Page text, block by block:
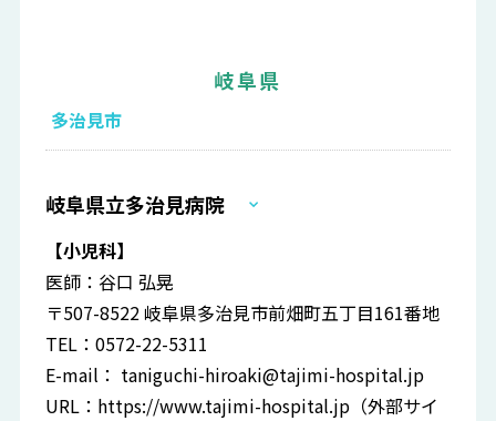
岐阜県
多治見市
岐阜県立多治見病院
【小児科】
医師：谷口 弘晃
〒507-8522 岐阜県多治見市前畑町五丁目161番地
TEL：0572-22-5311
E-mail： taniguchi-hiroaki@tajimi-hospital.jp
URL： https://www.tajimi-hospital.jp （外部サイ